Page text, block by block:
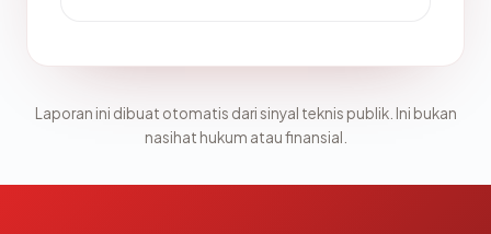
Laporan ini dibuat otomatis dari sinyal teknis publik. Ini bukan
nasihat hukum atau finansial.